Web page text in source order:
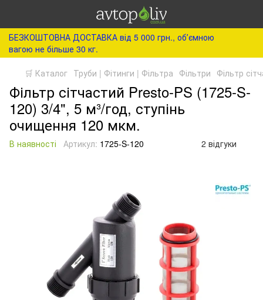
БЕЗКОШТОВНА ДОСТАВКА від 5 000 грн., обʼємною
вагою не більше 30 кг.
🛒 Каталог Труби | Фітинги | Фільтра Фільтри Фільтр
Фільтр сітчастий Presto-PS (1725-S-
120) 3/4", 5 м³/год, ступінь
очищення 120 мкм.
В наявності Артикул: 1725-S-120 2 відгуки